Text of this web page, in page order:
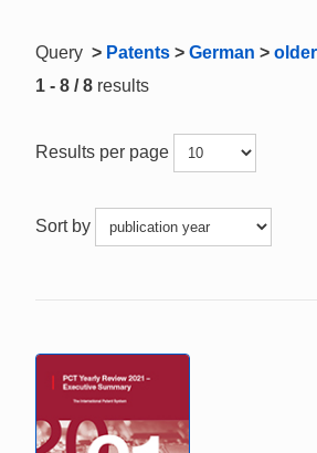
Query > Patents > German > older
1 - 8 / 8 results
Results per page
Sort by